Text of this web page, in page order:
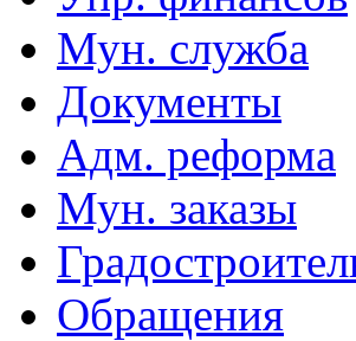
Мун. служба
Документы
Адм. реформа
Мун. заказы
Обращения